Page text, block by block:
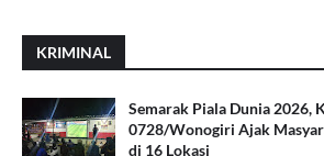
KRIMINAL
Semarak Piala Dunia 2026,
0728/Wonogiri Ajak
di 16 Lokasi